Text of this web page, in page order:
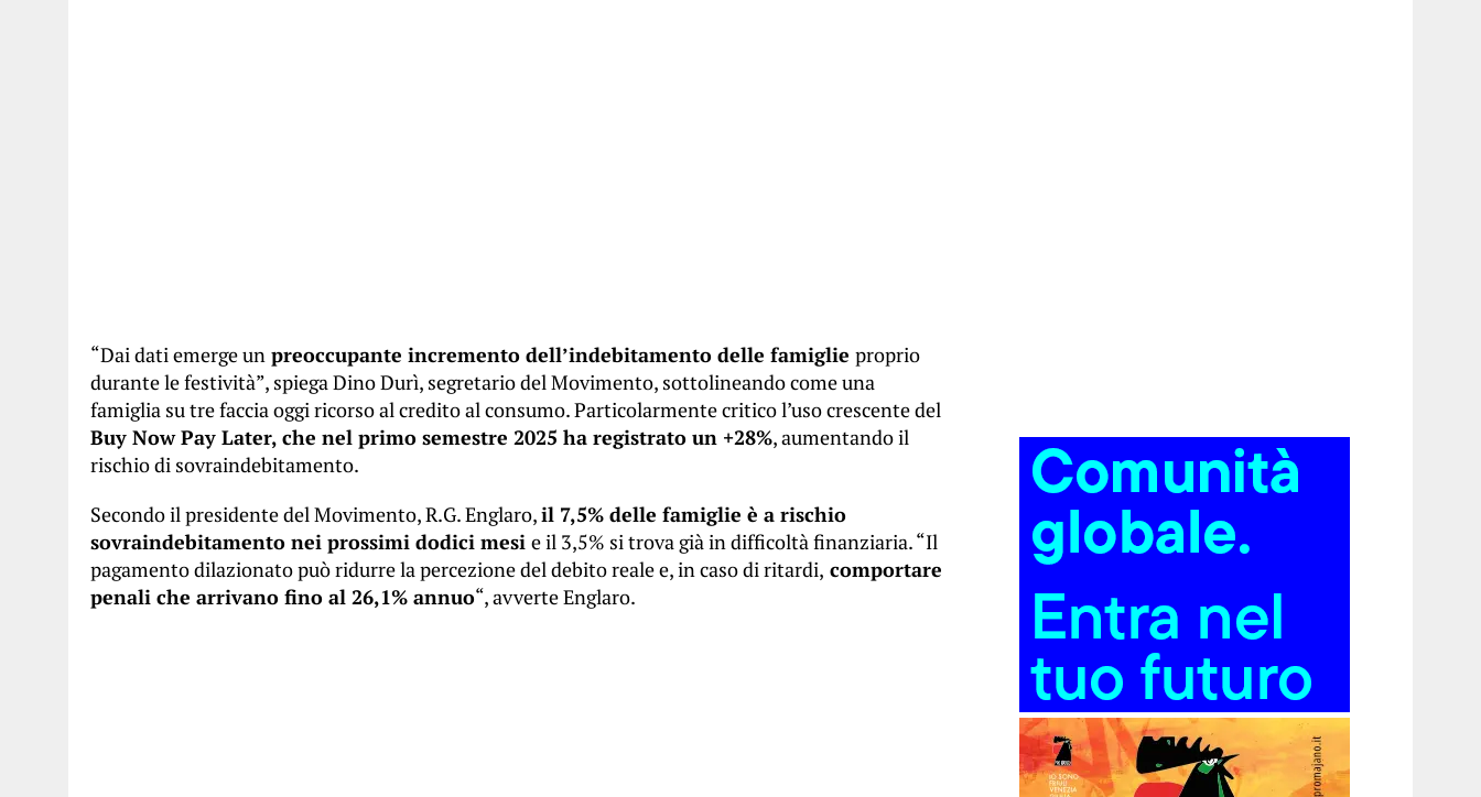
“Dai dati emerge un preoccupante incremento dell’indebitamento delle famiglie proprio
durante le festività”, spiega Dino Durì, segretario del Movimento, sottolineando come una
famiglia su tre faccia oggi ricorso al credito al consumo. Particolarmente critico l’uso crescente del
Buy Now Pay Later, che nel primo semestre 2025 ha registrato un +28%, aumentando il
rischio di sovraindebitamento.
Secondo il presidente del Movimento, R.G. Englaro,il 7,5% delle famiglie è a rischio
sovraindebitamento nei prossimi dodici mesi e il 3,5% si trova già in difficoltà finanziaria. “Il
pagamento dilazionato può ridurre la percezione del debito reale e, in caso di ritardi, comportare
penali che arrivano fino al 26,1% annuo“, avverte Englaro.